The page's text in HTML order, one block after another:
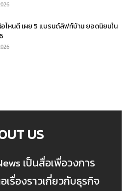
ไหนดี เผย 5 แบรนด์ลิฟท์บ้าน ยอดนิยมใน
US
เป็นสื่อเพื่อวงการ
เรื่องราวเกี่ยวกับธุรกิจ